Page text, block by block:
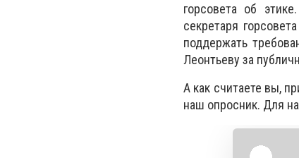
горсовета об
секретаря
поддержать
Леонтьеву за
А как считаете вы,
наш опросник. Для